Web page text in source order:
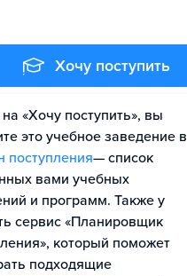
Хочу поступить
«Хочу поступить», вы
это учебное заведение в
поступления— список
вами учебных
и программ. Также у
сервис «Планировщик
который поможет
подходящие